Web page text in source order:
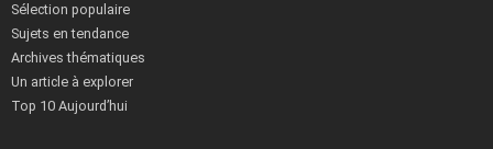
Sélection populaire
Sujets en tendance
Archives thématiques
Un article à explorer
Top 10 Aujourd’hui